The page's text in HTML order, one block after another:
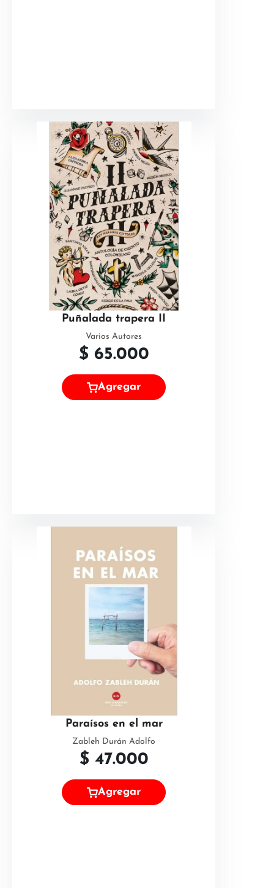
Puñalada trapera II
Varios Autores
$ 65.000
Agregar
Paraísos en el mar
Zableh Durán Adolfo
$ 47.000
Agregar